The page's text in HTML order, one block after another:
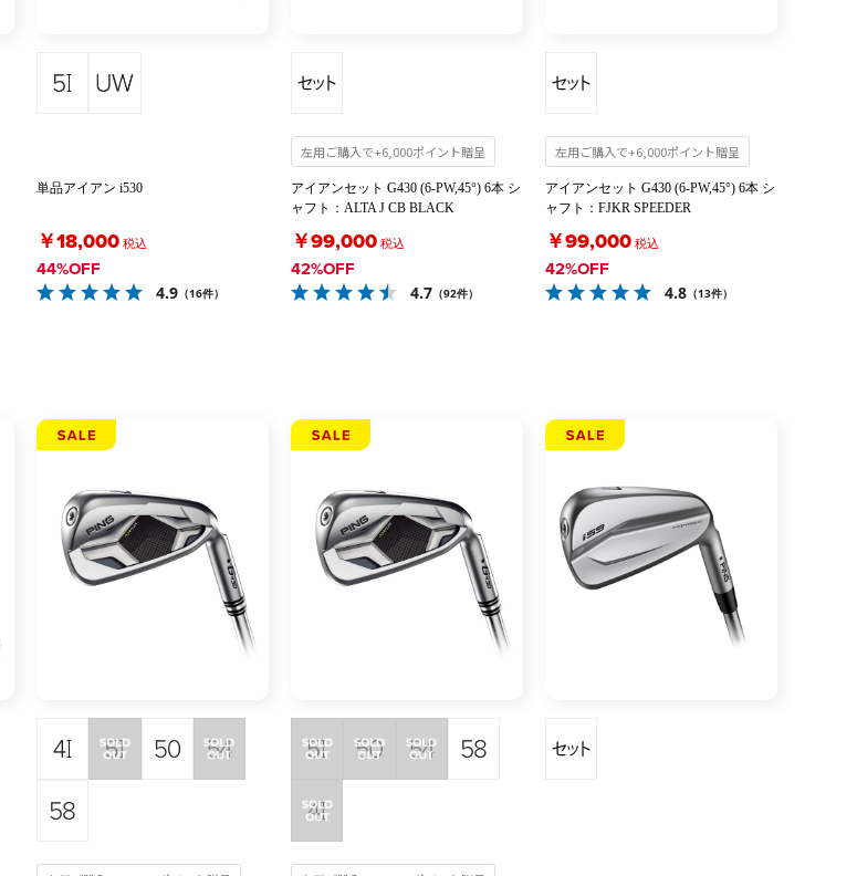
単品アイアン i530
￥18,000税込
44%OFF
4.9 （16件）
左用ご購入で+6,000ポイント贈呈
アイアンセット G430 (6-PW,45°) 6本 シ
ャフト：ALTA J CB BLACK
￥99,000税込
42%OFF
4.7 （92件）
左用ご購入で+6,000ポイント贈呈
アイアンセット G430 (6-PW,45°) 6本 シ
ャフト：FJKR SPEEDER
￥99,000税込
42%OFF
4.8 （13件）